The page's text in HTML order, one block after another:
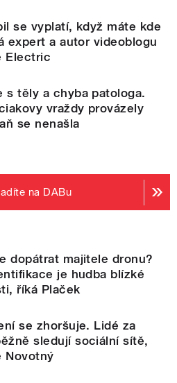
se vyplatí, když máte kde
expert a autor videoblogu
Electric
s těly a chyba patologa.
vraždy provázely
se nenašla
na DABu
dopátrat majitele dronu?
je hudba blízké
říká Plaček
se zhoršuje. Lidé za
sledují sociální sítě,
Novotný